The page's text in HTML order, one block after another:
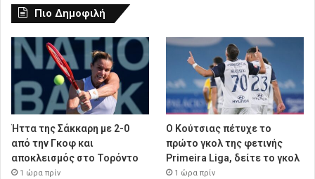
Πιο Δημοφιλή
Ήττα της Σάκκαρη με 2-0
από την Γκοφ και
αποκλεισμός στο Τορόντο
1 ώρα πρίν
Ο Κούτσιας πέτυχε το
πρώτο γκολ της φετινής
Primeira Liga, δείτε το γκολ
1 ώρα πρίν